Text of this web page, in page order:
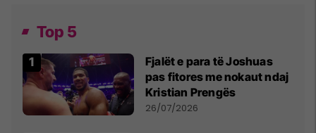
Top 5
Fjalët e para të Joshuas
pas fitores me nokaut ndaj
Kristian Prengës
26/07/2026